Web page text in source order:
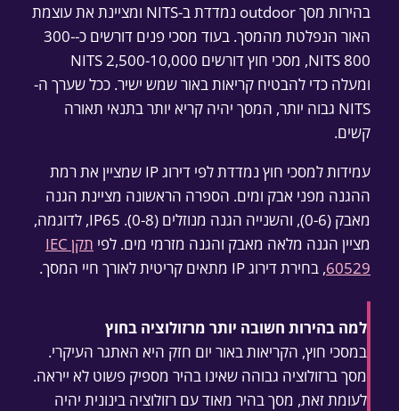
בהירות מסך outdoor נמדדת ב-NITS ומציינת את עוצמת
האור הנפלטת מהמסך. בעוד מסכי פנים דורשים כ-300-
800 NITS, מסכי חוץ דורשים 2,500-10,000 NITS
ומעלה כדי להבטיח קריאות באור שמש ישיר. ככל שערך ה-
NITS גבוה יותר, המסך יהיה קריא יותר בתנאי תאורה
קשים.
עמידות למסכי חוץ נמדדת לפי דירוג IP שמציין את רמת
ההגנה מפני אבק ומים. הספרה הראשונה מציינת הגנה
מאבק (0-6), והשנייה הגנה מנוזלים (0-8). IP65, לדוגמה,
מציין הגנה מלאה מאבק והגנה מזרמי מים. לפי
תקן IEC
60529, בחירת דירוג IP מתאים קריטית לאורך חיי המסך.
למה בהירות חשובה יותר מרזולוציה בחוץ
במסכי חוץ, הקריאות באור יום חזק היא האתגר העיקרי.
מסך ברזולוציה גבוהה שאינו בהיר מספיק פשוט לא ייראה.
לעומת זאת, מסך בהיר מאוד עם רזולוציה בינונית יהיה